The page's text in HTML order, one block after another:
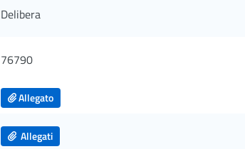
Delibera
76790
Allegato
Allegati